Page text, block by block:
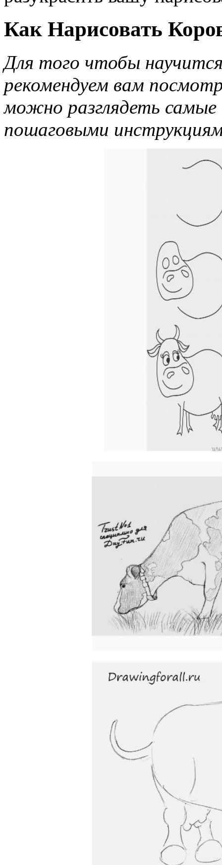
Как Нарисовать
Для того чтобы
рекомендуем вам
можно разглядеть самые
пошаговыми